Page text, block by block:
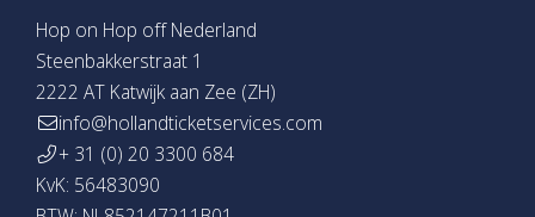
Hop on Hop off Nederland
Steenbakkerstraat 1
2222 AT Katwijk aan Zee (ZH)
info@hollandticketservices.com
+ 31 (0) 20 3300 684
KvK: 56483090